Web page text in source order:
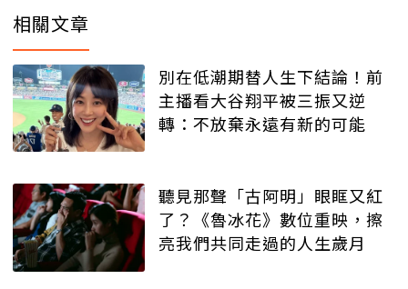
相關文章
別在低潮期替人生下結論！前
主播看大谷翔平被三振又逆
轉：不放棄永遠有新的可能
聽見那聲「古阿明」眼眶又紅
了？《魯冰花》數位重映，擦
亮我們共同走過的人生歲月